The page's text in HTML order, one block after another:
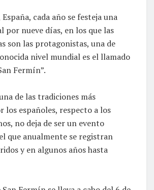
cada año se festeja una
por nueve días, en los que las
son las protagonistas, una de
nivel mundial es el llamado
Fermín”.
de las tradiciones más
los españoles, respecto a los
no deja de ser un evento
que anualmente se registran
y en algunos años hasta